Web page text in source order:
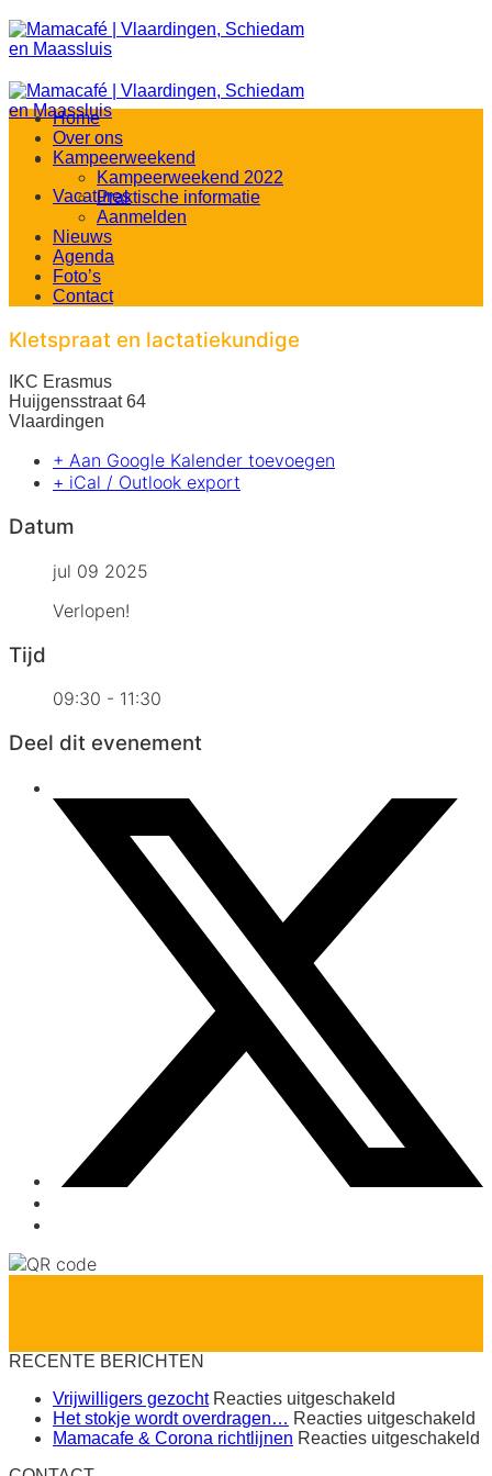
Ga
naar
inhoud
Vacatures
Home
Over ons
Kampeerweekend
Kampeerweekend 2022
Praktische informatie
Aanmelden
Nieuws
Agenda
Foto’s
Contact
Kletspraat en lactatiekundige
IKC Erasmus
Huijgensstraat 64
Vlaardingen
+ Aan Google Kalender toevoegen
+ iCal / Outlook export
Datum
jul 09 2025
Verlopen!
Tijd
09:30 - 11:30
Deel dit evenement
RECENTE BERICHTEN
Vrijwilligers gezocht Reacties uitgeschakeld
Vrijwilligers
gezocht
Het stokje wordt overdragen… Reacties uitgeschakeld
Mamacafe & Corona richtlijnen Reacties uitgeschakeld